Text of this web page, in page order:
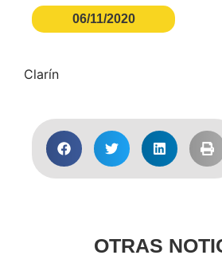
06/11/2020
Clarín
OTRAS